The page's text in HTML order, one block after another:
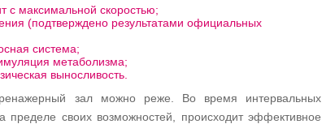
с максимальной скоростью;
(подтверждено результатами официальных
система;
метаболизма;
выносливость.
зал можно реже. Во время интервальных
пределе своих возможностей, происходит эффективное